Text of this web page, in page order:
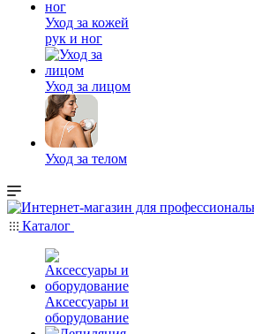
Уход за кожей
рук и ног
Уход за лицом
Уход за телом
Каталог
Аксессуары и
оборудование